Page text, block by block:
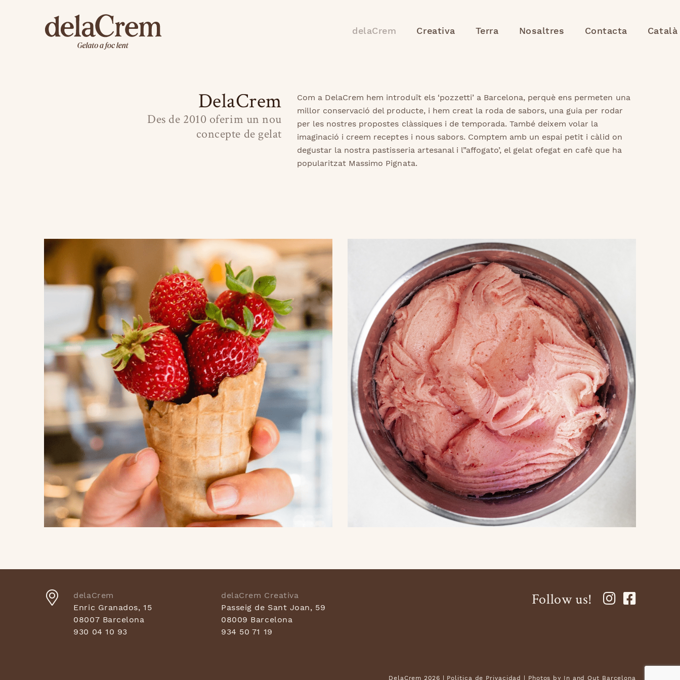
delaCrem Creativa Terra Nosaltres Contacta Català
DelaCrem
Des de 2010 oferim un nou
concepte de gelat
Com a DelaCrem hem introduït els ‘pozzetti’ a Barcelona, perquè ens permeten una
millor conservació del producte, i hem creat la roda de sabors, una guia per rodar
per les nostres propostes clàssiques i de temporada. També deixem volar la
imaginació i creem receptes i nous sabors. Comptem amb un espai petit i càlid on
degustar la nostra pastisseria artesanal i l”affogato’, el gelat ofegat en cafè que ha
popularitzat Massimo Pignata.
delaCrem
Enric Granados, 15
08007 Barcelona
930 04 10 93
delaCrem Creativa
Passeig de Sant Joan, 59
08009 Barcelona
934 50 71 19
Follow us!
DelaCrem 2026 | Politica de Privacidad | Photos by In and Out Barcelona